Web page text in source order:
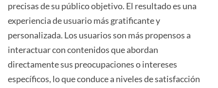
precisas de su público objetivo. El resultado es una
experiencia de usuario más gratificante y
personalizada. Los usuarios son más propensos a
interactuar con contenidos que abordan
directamente sus preocupaciones o intereses
específicos, lo que conduce a niveles de satisfacción